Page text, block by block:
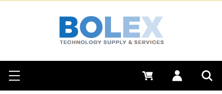
Hľadať
Menu Prihlásiť sa
0 €